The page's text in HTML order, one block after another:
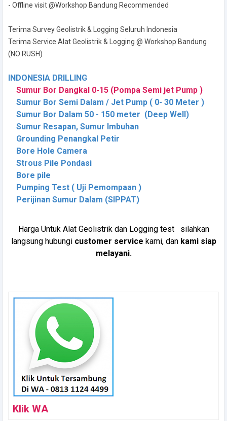
- Offline visit @Workshop Bandung Recommended
Terima Survey Geolistrik & Logging Seluruh Indonesia
Terima Service Alat Geolistrik & Logging @ Workshop Bandung
(NO RUSH)
INDONESIA DRILLING
Sumur Bor Dangkal 0-15 (Pompa Semi jet Pump )
Sumur Bor Semi Dalam / Jet Pump ( 0- 30 Meter )
Sumur Bor Dalam 50 - 150 meter (Deep Well)
Sumur Resapan, Sumur Imbuhan
Grounding Penangkal Petir
Bore Hole Camera
Strous Pile Pondasi
Bore pile
Pumping Test ( Uji Pemompaan )
Perijinan Sumur Dalam (SIPPAT)
Harga Untuk Alat Geolistrik dan Logging test silahkan
langsung hubungi customer service kami, dan kami siap
melayani.
Klik WA